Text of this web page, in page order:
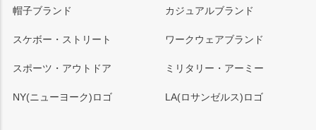
帽子ブランド カジュアルブランド
スケボー・ストリート ワークウェアブランド
スポーツ・アウトドア ミリタリー・アーミー
NY(ニューヨーク)ロゴ LA(ロサンゼルス)ロゴ